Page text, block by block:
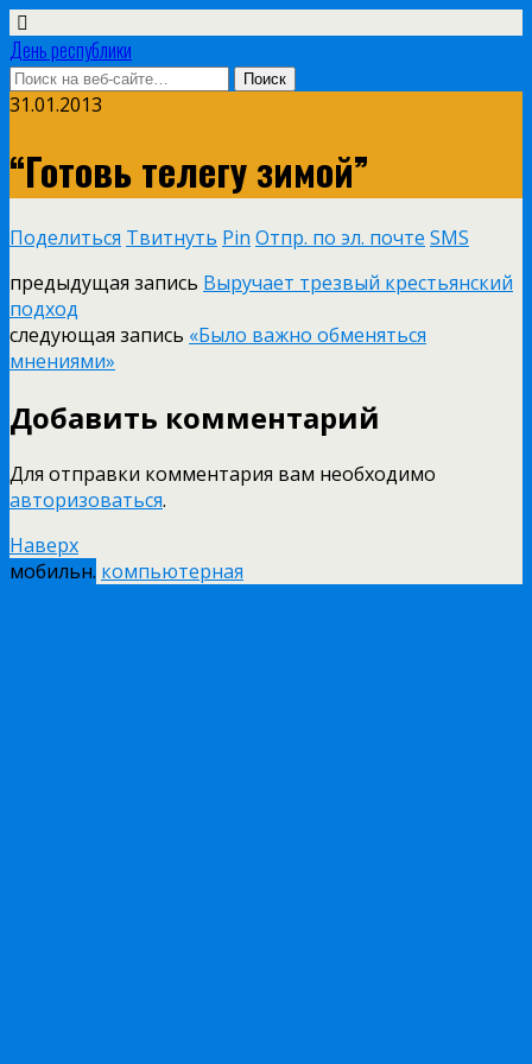
День республики
31.01.2013
“Готовь телегу зимой”
Поделиться Твитнуть Pin Отпр. по эл. почте SMS
предыдущая запись Выручает трезвый крестьянский
подход
следующая запись «Было важно обменяться
мнениями»
Добавить комментарий
Для отправки комментария вам необходимо
авторизоваться.
Наверх
мобильн. компьютерная